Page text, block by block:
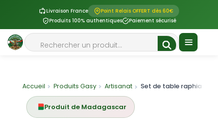
Livraison France
Point Relais OFFERT dès 60€
Produits 100% authentiques
Paiement sécurisé
Aller
au
contenu
Menu
Accueil Produits Gasy Artisanat Set de table raphia
Produit de Madagascar